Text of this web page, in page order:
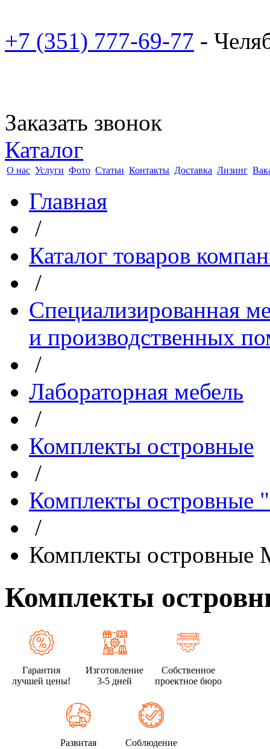
+7 (351) 777-69-77 -
Заказать звонок
Каталог
О нас Услуги Фото Статьи Контакты Доставка Лизинг
Главная
/
Каталог товаров
/
Специализированная
и производственных
/
Лабораторная мебель
/
Комплекты островные
/
Комплекты островные
/
Комплекты
Комплекты
Гарантия
лучшей цены!
Изготовление
3-5 дней
Собственное
проектное бюро
Развитая
Соблюдение